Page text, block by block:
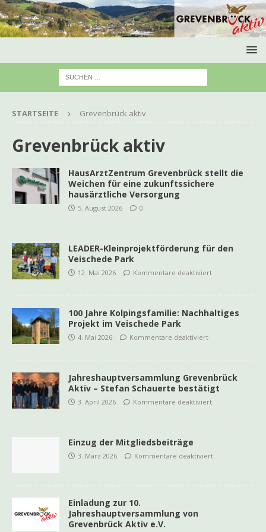
STARTSEITE Grevenbrück aktiv
Grevenbrück aktiv
HausArztZentrum Grevenbrück stellt die
Weichen für eine zukunftssichere
hausärztliche Versorgung
5. August 2026 0
LEADER-Kleinprojektförderung für den
Veischede Park
12. Mai 2026 Kommentare deaktiviert
100 Jahre Kolpingsfamilie: Nachhaltiges
Projekt im Veischede Park
4. Mai 2026 Kommentare deaktiviert
Jahreshauptversammlung Grevenbrück
Aktiv – Stefan Schauerte bestätigt
3. April 2026 Kommentare deaktiviert
Einzug der Mitgliedsbeiträge
3. März 2026 Kommentare deaktiviert
Einladung zur 10.
Jahreshauptversammlung von
Grevenbrück Aktiv e.V.